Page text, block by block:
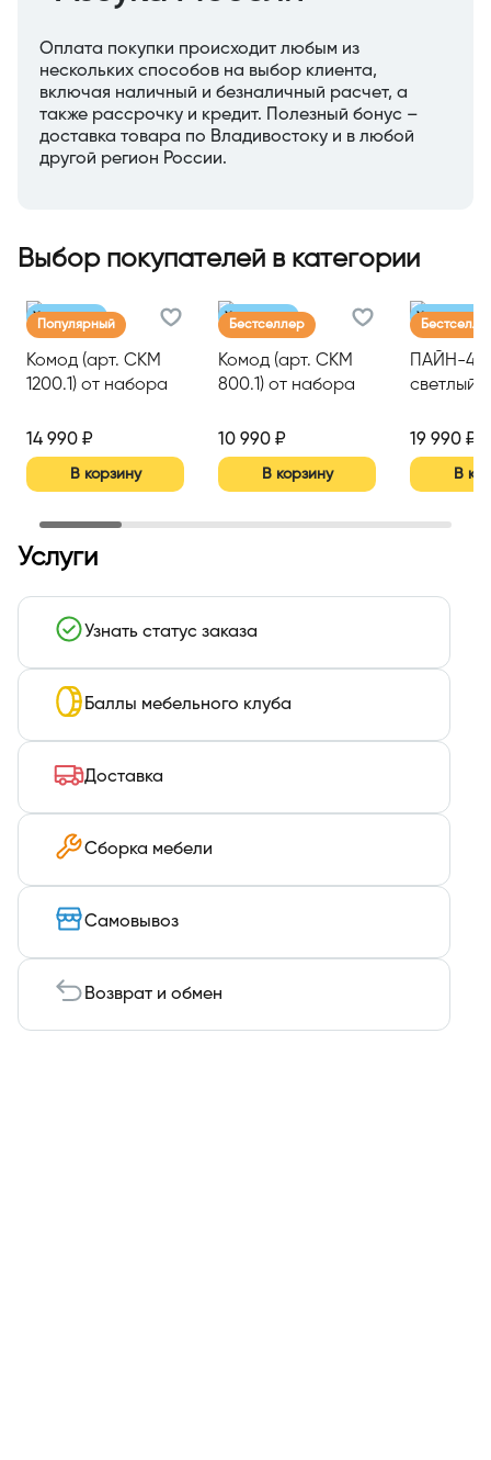
Оплата покупки происходит любым из
нескольких способов на выбор клиента,
включая наличный и безналичный расчет, а
также рассрочку и кредит. Полезный бонус –
доставка товара по Владивостоку и в любой
другой регион России.
Выбор покупателей в категории
Хит продаж
Популярный
Комод (арт. СКМ
1200.1) от набора
спальни СОФИ
(сонома/белый
NEW)
14 990 ₽
В корзину
Хит продаж
Бестселлер
Комод (арт. СКМ
800.1) от набора
спальни СОФИ
(сонома/белый
NEW)
10 990 ₽
В корзину
Хит продаж
ПАЙН-4.2
светлый)
19 990 ₽
В
Услуги
Узнать статус заказа
Баллы мебельного клуба
Доставка
Сборка мебели
Самовывоз
Возврат и обмен